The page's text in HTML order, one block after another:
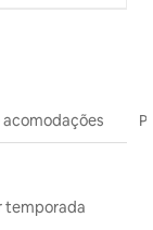
temporada